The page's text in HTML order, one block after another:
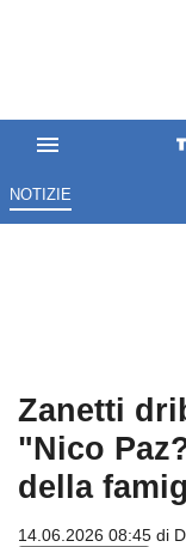
NOTIZIE
Zanetti
"Nico
della
14.06.2026 08:45 di